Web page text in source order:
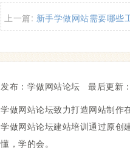
上一篇: 新手学做网站需要哪些
发布：学做网站论坛 最后更新：
学做网站论坛致力打造网站制作
学做网站论坛建站培训通过原创
懂，学的会。